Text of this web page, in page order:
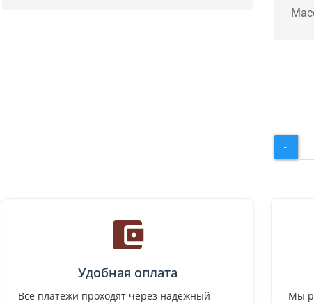
-
Удобная оплата
Все платежи проходят через надежный
Мы